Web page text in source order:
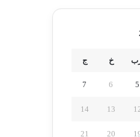
خ ج
5
6
7
13
14
20
21